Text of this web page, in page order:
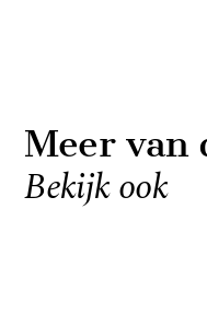
Meer van
Bekijk ook